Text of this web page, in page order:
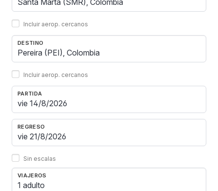
Incluir aerop. cercanos
DESTINO
Incluir aerop. cercanos
PARTIDA
REGRESO
Sin escalas
VIAJEROS
1 adulto